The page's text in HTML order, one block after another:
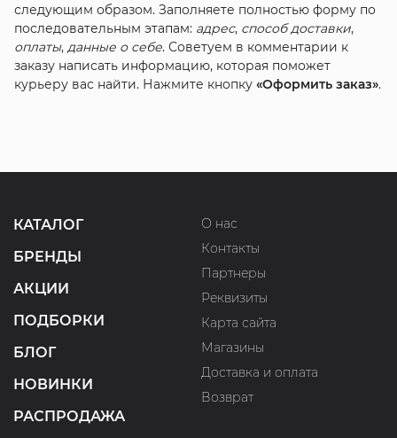
следующим образом. Заполняете полностью форму по
последовательным этапам: адрес, способ доставки,
оплаты, данные о себе. Советуем в комментарии к
заказу написать информацию, которая поможет
курьеру вас найти. Нажмите кнопку «Оформить заказ».
КАТАЛОГ
БРЕНДЫ
АКЦИИ
ПОДБОРКИ
БЛОГ
НОВИНКИ
РАСПРОДАЖА
О нас
Контакты
Партнеры
Реквизиты
Карта сайта
Магазины
Доставка и оплата
Возврат